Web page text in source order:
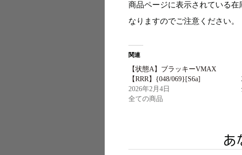
商品ページに表示されている
なりますのでご注意ください。
関連
【状態A】ブラッキーVMAX
【RRR】{048/069}[S6a]
2026年2月4日
全ての商品
あ